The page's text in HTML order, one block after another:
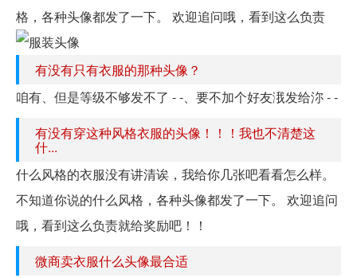
格，各种头像都发了一下。 欢迎追问哦，看到这么负责
有没有只有衣服的那种头像？
咱有、但是等级不够发不了 - -、要不加个好友涐发给沵 - -
有没有穿这种风格衣服的头像！！！我也不清楚这
什...
什么风格的衣服没有讲清诶，我给你几张吧看看怎么样。
不知道你说的什么风格，各种头像都发了一下。 欢迎追问
哦，看到这么负责就给奖励吧！！
微商卖衣服什么头像最合适